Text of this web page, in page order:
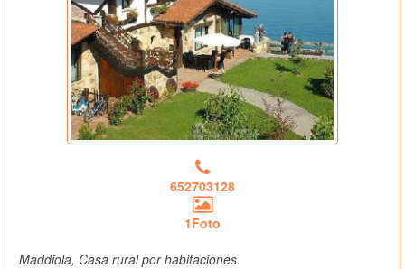
652703128
1Foto
Maddiola, Casa rural por habitaciones